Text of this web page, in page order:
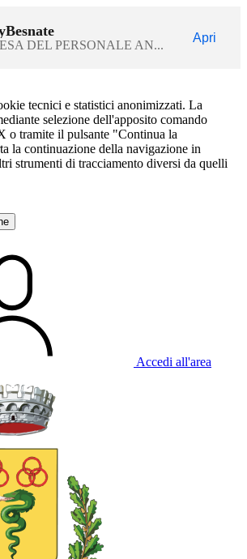
DEL PERSONALE AN...
Apri
tecnici e statistici anonimizzati. La
selezione dell'apposito comando
o tramite il pulsante "Continua la
la continuazione della navigazione in
strumenti di tracciamento diversi da quelli
Accedi all'area